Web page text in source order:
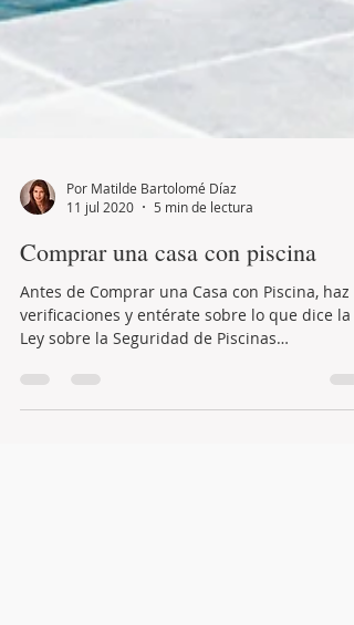
11 jul 2020
5 min de lectura
Comprar una casa con piscina
Antes de Comprar una Casa con Piscina, haz
Ley sobre la Seguridad de Piscinas
Residenciales.